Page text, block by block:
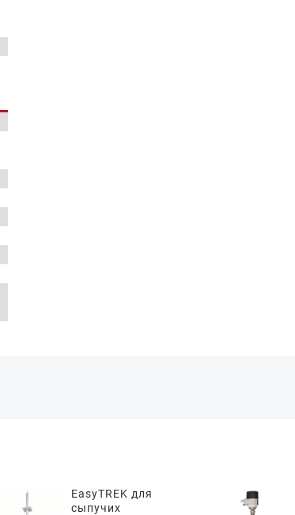
EasyTREK для
сыпучих